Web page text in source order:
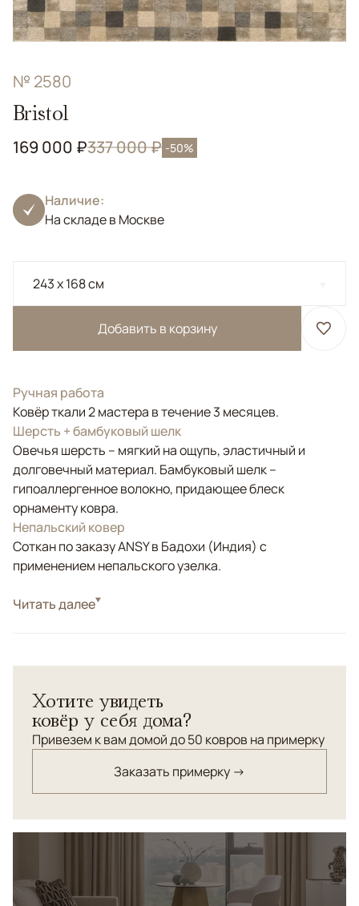
№ 2580
Bristol
169 000 ₽337 000 ₽ -50%
Наличие:
На складе в Москве
243 x 168 см
Добавить в корзину
Ручная работа
Ковёр ткали 2 мастера в течение 3 месяцев.
Шерсть + бамбуковый шелк
Овечья шерсть – мягкий на ощупь, эластичный и
долговечный материал. Бамбуковый шелк –
гипоаллергенное волокно, придающее блеск
орнаменту ковра.
Непальский ковер
Соткан по заказу ANSY в Бадохи (Индия) с
применением непальского узелка.
СтильСовременные
из шерсти и шелка. Отличный вариант для интерьера в
стиле софт-минимализм.
Читать далее
Хотите увидеть
ковёр у себя дома?
Привезем к вам домой до 50 ковров на примерку
Заказать примерку →